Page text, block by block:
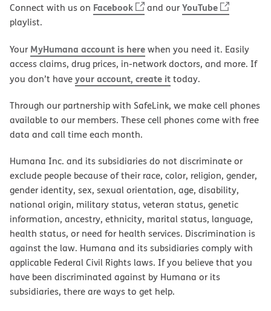
Connect with us on Facebook and ourYouTube
playlist.
Your MyHumana account is herewhen you need it. Easily
access claims, drug prices, in-network doctors, and more. If
you don’t haveyour account, create ittoday.
Through our partnership with SafeLink, we make cell phones
available to our members. These cell phones come with free
data and call time each month.
Humana Inc. and its subsidiaries do not discriminate or
exclude people because of their race, color, religion, gender,
gender identity, sex, sexual orientation, age, disability,
national origin, military status, veteran status, genetic
information, ancestry, ethnicity, marital status, language,
health status, or need for health services. Discrimination is
against the law. Humana and its subsidiaries comply with
applicable Federal Civil Rights laws. If you believe that you
have been discriminated against by Humana or its
subsidiaries, there are ways to get help.